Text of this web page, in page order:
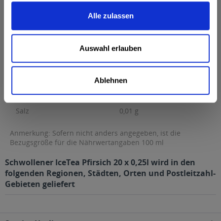
Alle zulassen
Auswahl erlauben
Ablehnen
32 kcal / 136 kJ
Fett
0 g
davon gesättigte Fettsäuren
0 g
Kohlenhydrate
7,7 g
7,7 g
Eiweiß
0 g
Salz
0,01 g
Anmerkung: Sofern nicht anders angegeben, ist die
Bezugsgröße für die Nährwertangaben 100 ml
Schwollener IceTea Pfirsich 20 x 0,25l wird in den
folgenden Regionen, Städten, Orten und Postleitzahl-
Gebieten geliefert